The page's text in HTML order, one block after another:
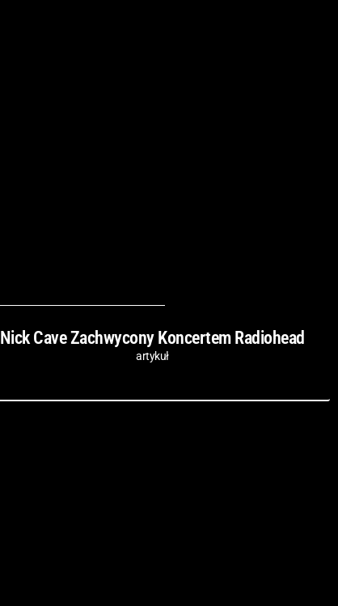
Nick Cave Zachwycony Koncertem Radiohead
artykuł